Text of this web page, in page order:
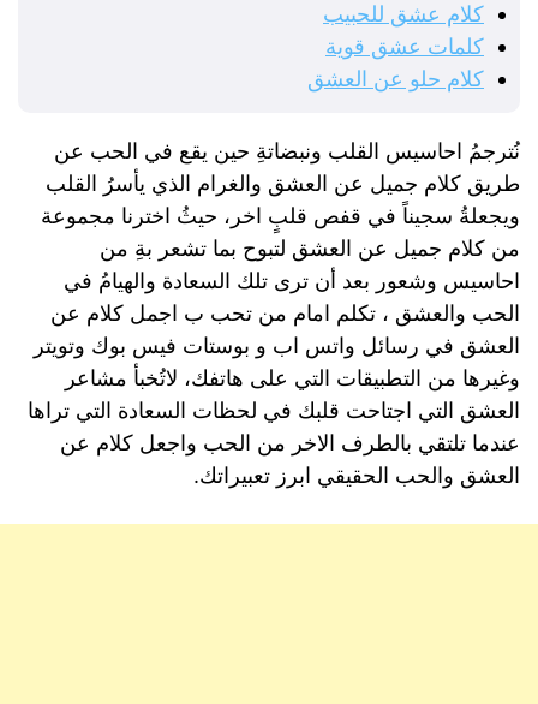
كلام عشق للحبيب
كلمات عشق قوية
كلام حلو عن العشق
نُترجمُ احاسيس القلب ونبضاتةِ حين يقع في الحب عن
طريق كلام جميل عن العشق والغرام الذي يأسرُ القلب
ويجعلةُ سجيناً في قفص قلبٍ اخر ، حيثُ اخترنا مجموعة
من كلام جميل عن العشق لتبوح بما تشعر بةِ من
احاسيس وشعور بعد أن ترى تلك السعادة والهيامُ في
الحب والعشق ، تكلم امام من تحب ب اجمل كلام عن
العشق في رسائل واتس اب و بوستات فيس بوك وتويتر
وغيرها من التطبيقات التي على هاتفك، لاتُخبأ مشاعر
العشق التي اجتاحت قلبك في لحظات السعادة التي تراها
عندما تلتقي بالطرف الاخر من الحب واجعل كلام عن
العشق والحب الحقيقي ابرز تعبيراتك.